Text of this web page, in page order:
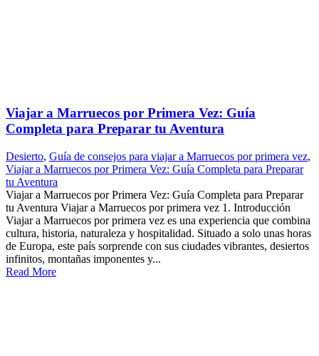
Viajar a Marruecos por Primera Vez: Guía
Completa para Preparar tu Aventura
Desierto, Guía de consejos para viajar a Marruecos por primera vez,
Viajar a Marruecos por Primera Vez: Guía Completa para Preparar
tu Aventura
Viajar a Marruecos por Primera Vez: Guía Completa para Preparar
tu Aventura Viajar a Marruecos por primera vez 1. Introducción
Viajar a Marruecos por primera vez es una experiencia que combina
cultura, historia, naturaleza y hospitalidad. Situado a solo unas horas
de Europa, este país sorprende con sus ciudades vibrantes, desiertos
infinitos, montañas imponentes y...
Read More